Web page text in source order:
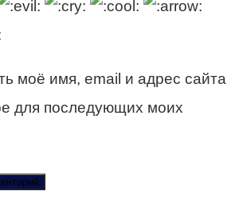
моё имя, email и адрес сайта
для последующих моих